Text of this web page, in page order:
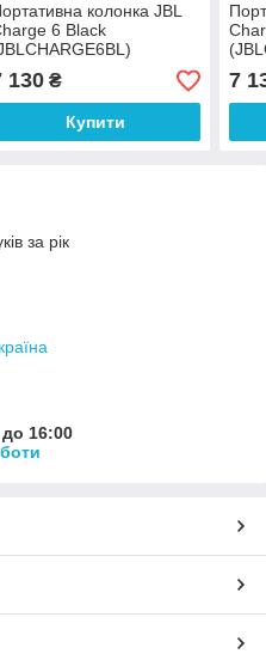
колонка JBL
6 Black
130₴
Купити
7
за рік
16:00